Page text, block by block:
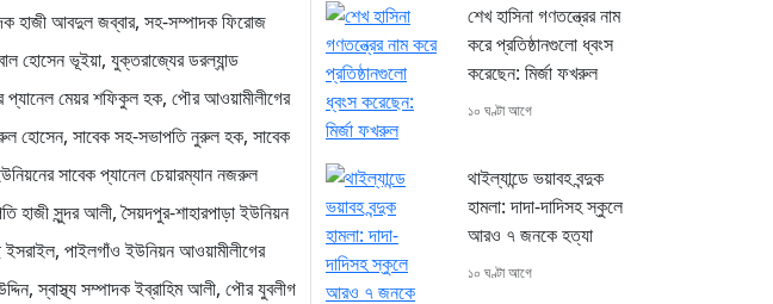
হাজী আবদুল জব্বার, সহ-সম্পাদক ফিরোজ
হোসেন ভূইয়া, যুক্তরাজ্যের ডরল্যান্ড
প্যানেল মেয়র শফিকুল হক, পৌর আওয়ামীলীগের
হোসেন, সাবেক সহ-সভাপতি নুরুল হক, সাবেক
সাবেক প্যানেল চেয়ারম্যান নজরুল
হাজী সুন্দর আলী, সৈয়দপুর-শাহারপাড়া ইউনিয়ন
পাইলগাঁও ইউনিয়ন আওয়ামীলীগের
স্বাস্থ্য সম্পাদক ইব্রাহিম আলী, পৌর যুবলীগ
শেখ হাসিনা গণতন্ত্রের নাম
করে প্রতিষ্ঠানগুলো ধ্বংস
করেছেন: মির্জা ফখরুল
১০ ঘণ্টা আগে
থাইল্যান্ডে ভয়াবহ বন্দুক
হামলা: দাদা-দাদিসহ স্কুলে
আরও ৭ জনকে হত্যা
১০ ঘণ্টা আগে